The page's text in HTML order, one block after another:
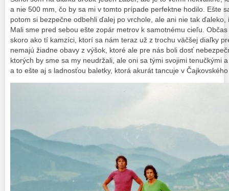
a nie 500 mm, čo by sa mi v tomto prípade perfektne hodilo. Ešte
potom si bezpečne odbehli ďalej po vrchole, ale ani nie tak
Mali sme pred sebou ešte zopár metrov k samotnému cieľu.
skoro ako tí kamzíci, ktorí sa nám teraz už z trochu väčšej diaľky
nemajú žiadne obavy z výšok, ktoré ale pre nás boli dosť
ktorých by sme sa my neudržali, ale oni sa tými svojimi tenučkými
a to ešte aj s ladnosťou baletky, ktorá akurát tancuje v